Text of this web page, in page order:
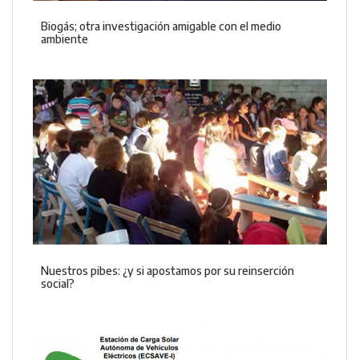
Biogás; otra investigación amigable con el medio
ambiente
Nuestros pibes: ¿y si apostamos por su reinserción
social?